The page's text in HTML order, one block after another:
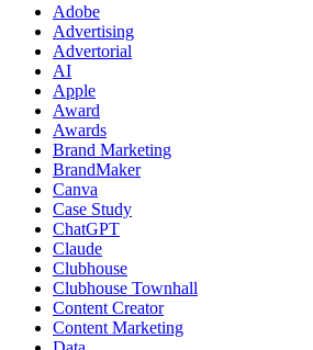
Adobe
Advertising
Advertorial
AI
Apple
Award
Awards
Brand Marketing
BrandMaker
Canva
Case Study
ChatGPT
Claude
Clubhouse
Clubhouse Townhall
Content Creator
Content Marketing